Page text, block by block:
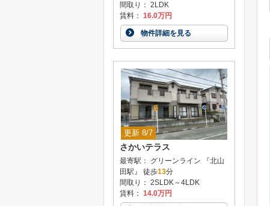
間取り： 2LDK
賃料： 16.0万円
物件詳細を見る
更新 8/7
さかいテラス
最寄駅： グリーンライン 『北山
田駅』 徒歩13分
間取り： 2SLDK～4LDK
賃料： 14.0万円